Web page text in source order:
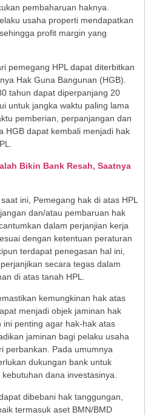
pembaharuan haknya.
usaha properti mendapatkan
profit margin yang
pemegang HPL dapat diterbitkan
Hak Guna Bangunan (HGB).
tahun dapat diperpanjang 20
untuk jangka waktu paling lama
pemberian, perpanjangan dan
HGB dapat kembali menjadi hak
Bikin Bank Resah, Saatnya
ini, Pemegang hak di atas HPL
dan/atau pembaruan hak
dalam perjanjian kerja
dengan ketentuan peraturan
terdapat penegasan hal ini,
secara tegas dalam
di atas tanah HPL.
kemungkinan hak atas
menjadi objek jaminan hak
penting agar hak-hak atas
jaminan bagi pelaku usaha
perbankan. Pada umumnya
dukungan bank untuk
dana investasinya.
dibebani hak tanggungan,
termasuk aset BMN/BMD